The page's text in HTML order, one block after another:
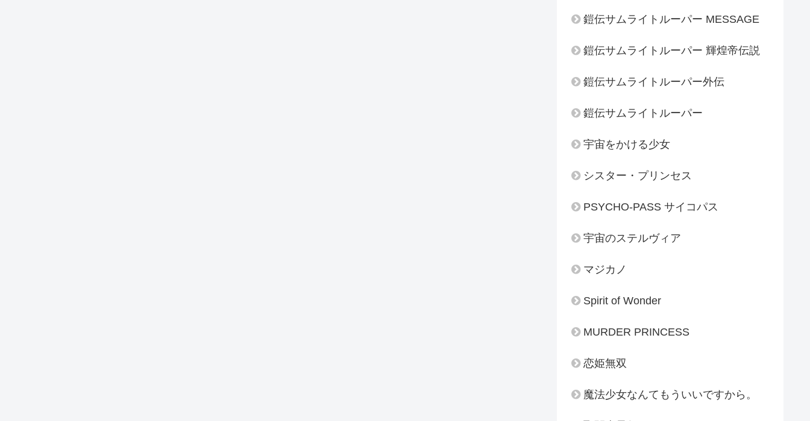
鎧伝サムライトルーパー MESSAGE
鎧伝サムライトルーパー 輝煌帝伝説
鎧伝サムライトルーパー外伝
鎧伝サムライトルーパー
宇宙をかける少女
シスター・プリンセス
PSYCHO-PASS サイコパス
宇宙のステルヴィア
マジカノ
Spirit of Wonder
MURDER PRINCESS
恋姫無双
魔法少女なんてもういいですから。